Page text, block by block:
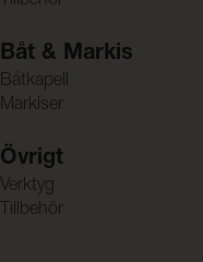
Båt & Markis
Båtkapell
Markiser
Övrigt
Verktyg
Tillbehör